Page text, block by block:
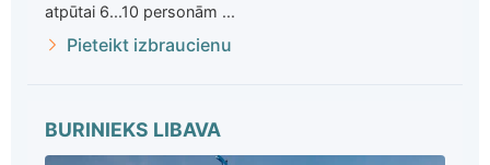
atpūtai 6...10 personām ...
Pieteikt izbraucienu
BURINIEKS LIBAVA